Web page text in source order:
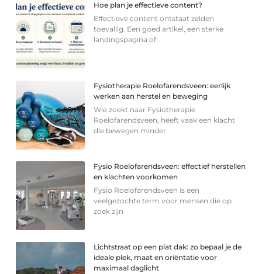
Hoe plan je effectieve content?
Effectieve content ontstaat zelden
toevallig. Een goed artikel, een sterke
landingspagina of
Fysiotherapie Roelofarendsveen: eerlijk
werken aan herstel en beweging
Wie zoekt naar Fysiotherapie
Roelofarendsveen, heeft vaak een klacht
die bewegen minder
Fysio Roelofarendsveen: effectief herstellen
en klachten voorkomen
Fysio Roelofarendsveen is een
veelgezochte term voor mensen die op
zoek zijn
Lichtstraat op een plat dak: zo bepaal je de
ideale plek, maat en oriëntatie voor
maximaal daglicht